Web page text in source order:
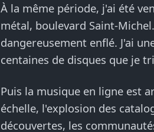
À la même période, j'ai été
métal, boulevard Saint-
dangereusement enflé. J'ai
centaines de disques que je
Puis la musique en ligne est
échelle, l'explosion des
découvertes, les